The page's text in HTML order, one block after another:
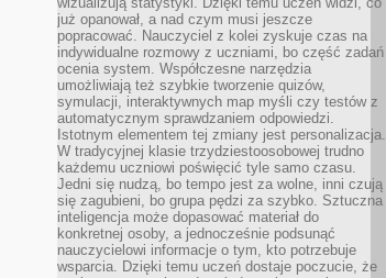
już opanował, a nad czym musi jeszcze
popracować. Nauczyciel z kolei zyskuje czas na
indywidualne rozmowy z uczniami, bo część zadań
ocenia system. Współczesne narzędzia
umożliwiają też szybkie tworzenie quizów,
symulacji, interaktywnych map myśli czy testów z
automatycznym sprawdzaniem odpowiedzi.
Istotnym elementem tej zmiany jest personalizacja.
W tradycyjnej klasie trzydziestoosobowej trudno
każdemu uczniowi poświęcić tyle samo czasu.
Jedni się nudzą, bo tempo jest za wolne, inni czują
się zagubieni, bo grupa pędzi za szybko. Sztuczna
inteligencja może dopasować materiał do
konkretnej osoby, a jednocześnie podsunąć
nauczycielowi informacje o tym, kto potrzebuje
wsparcia. Dzięki temu uczeń dostaje poczucie, że